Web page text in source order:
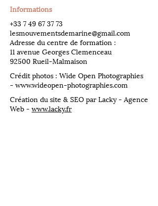
Informations
​+33 7 49 67 37 73
lesmouvementsdemarine@gmail.com
Adresse du centre de formation :
11 avenue Georges Clemenceau
92500 Rueil-Malmaison
Crédit photos : Wide Open Photographies
- www.wideopen-photographies.com
Création du site & SEO par Lacky - Agence
Web - www.lacky.fr